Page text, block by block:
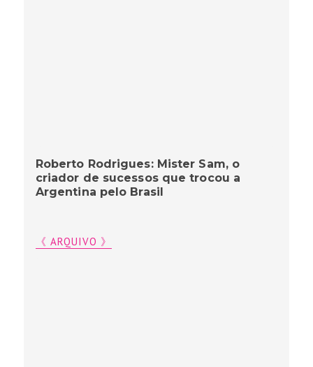
Roberto Rodrigues: Mister Sam, o
criador de sucessos que trocou a
Argentina pelo Brasil
《 ARQUIVO 》